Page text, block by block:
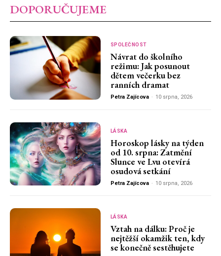
DOPORUČUJEME
SPOLEČNOST
Návrat do školního
režimu: Jak posunout
dětem večerku bez
ranních dramat
Petra Zajícova - 10 srpna, 2026
LÁSKA
Horoskop lásky na týden
od 10. srpna: Zatmění
Slunce ve Lvu otevírá
osudová setkání
Petra Zajícova - 10 srpna, 2026
LÁSKA
Vztah na dálku: Proč je
nejtěžší okamžik ten, kdy
se konečně sestěhujete